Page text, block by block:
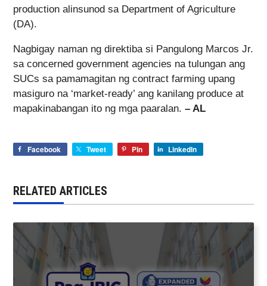
production alinsunod sa Department of Agriculture
(DA).
Nagbigay naman ng direktiba si Pangulong Marcos Jr.
sa concerned government agencies na tulungan ang
SUCs sa pamamagitan ng contract farming upang
masiguro na ‘market-ready’ ang kanilang produce at
mapakinabangan ito ng mga paaralan. – AL
Facebook Tweet Pin LinkedIn
RELATED ARTICLES